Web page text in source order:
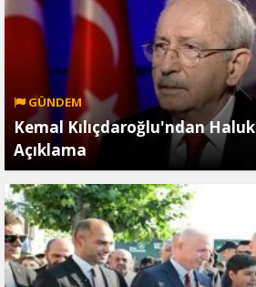
GÜNDEM
Kemal Kılıçdaroğlu'ndan
Açıklama